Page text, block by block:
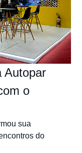
Autopar
o
sua
do